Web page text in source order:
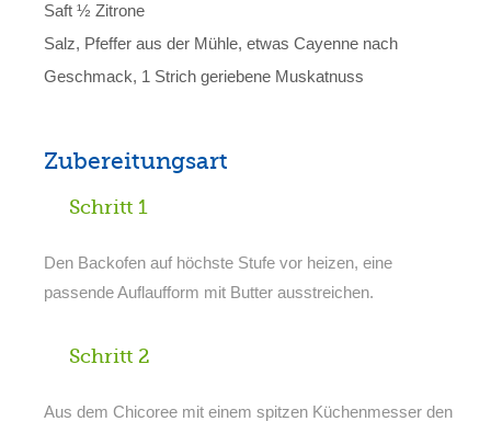
Saft ½ Zitrone
Salz, Pfeffer aus der Mühle, etwas Cayenne nach
Geschmack, 1 Strich geriebene Muskatnuss
Zubereitungsart
Schritt 1
Den Backofen auf höchste Stufe vor heizen, eine
passende Auflaufform mit Butter ausstreichen.
Schritt 2
Aus dem Chicoree mit einem spitzen Küchenmesser den